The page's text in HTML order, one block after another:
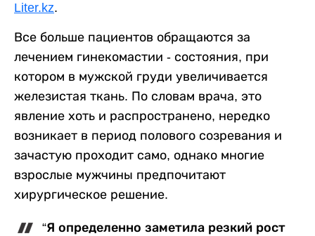
Liter.kz.
Все больше пациентов обращаются за
лечением гинекомастии - состояния, при
котором в мужской груди увеличивается
железистая ткань. По словам врача, это
явление хоть и распространено, нередко
возникает в период полового созревания и
зачастую проходит само, однако многие
взрослые мужчины предпочитают
хирургическое решение.
“Я определенно заметила резкий рост